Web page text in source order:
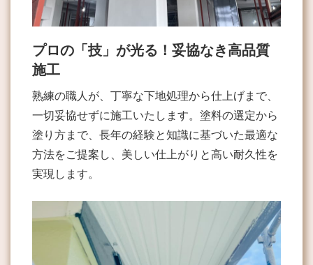
プロの「技」が光る！妥協なき高品質
施工
熟練の職人が、丁寧な下地処理から仕上げまで、
一切妥協せずに施工いたします。塗料の選定から
塗り方まで、長年の経験と知識に基づいた最適な
方法をご提案し、美しい仕上がりと高い耐久性を
実現します。